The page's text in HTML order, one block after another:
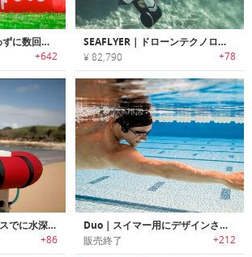
FUTO ｜ポンプを使わずに数回のスイングで空気注入可能なポータブルエアーマットレス「フュートー」
+642
SEAFLYER｜ドローンテクノロジーを応用したポータブル水中スクーター「シーフライヤー」
¥ 82,790 +78
AirBuddy｜タンクレスでに水深12mのダイビングが楽しめるダイビングギア「エアバディー」
+86
Duo｜スイマー用にデザインされた骨伝導アンダーウォーターMP3プレイヤー「デュオ」
販売終了 +212